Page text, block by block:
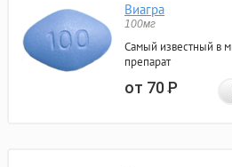
Виагра
100мг
Самый известный в
препарат
от 70Р